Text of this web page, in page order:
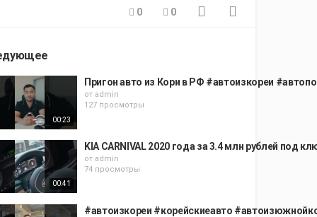
0 0
00:23
Пригон авто из Кори в РФ #автоизкореи
от admin
127 просмотры
00:41
KIA CARNIVAL 2020 года за 3.4 млн рублей под
от admin
74 просмотры
#автоизкореи #корейскиеавто